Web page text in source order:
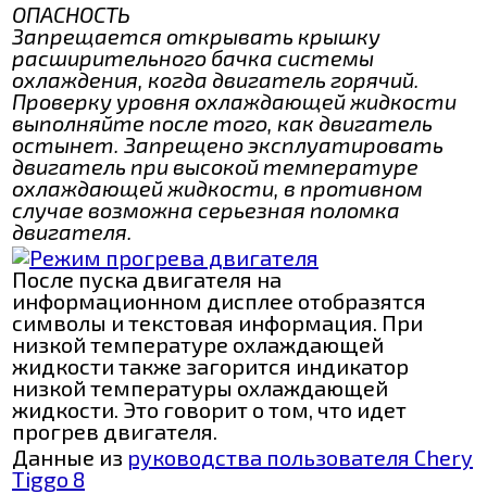
ОПАСНОСТЬ
Запрещается открывать крышку
расширительного бачка системы
охлаждения, когда двигатель горячий.
Проверку уровня охлаждающей жидкости
выполняйте после того, как двигатель
остынет. Запрещено эксплуатировать
двигатель при высокой температуре
охлаждающей жидкости, в противном
случае возможна серьезная поломка
двигателя.
После пуска двигателя на
информационном дисплее отобразятся
символы и текстовая информация. При
низкой температуре охлаждающей
жидкости также загорится индикатор
низкой температуры охлаждающей
жидкости. Это говорит о том, что идет
прогрев двигателя.
Данные из руководства пользователя Chery
Tiggo 8